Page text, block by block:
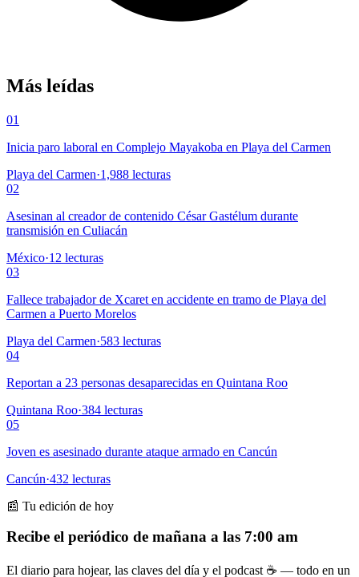
Más leídas
01
Inicia paro laboral en Complejo Mayakoba en Playa del Carmen
Playa del Carmen·1,988 lecturas
02
Asesinan al creador de contenido César Gastélum durante
transmisión en Culiacán
México·12 lecturas
03
Fallece trabajador de Xcaret en accidente en tramo de Playa del
Carmen a Puerto Morelos
Playa del Carmen·583 lecturas
04
Reportan a 23 personas desaparecidas en Quintana Roo
Quintana Roo·384 lecturas
05
Joven es asesinado durante ataque armado en Cancún
Cancún·432 lecturas
📰 Tu edición de hoy
Recibe el periódico de mañana a las 7:00 am
El diario para hojear, las claves del día y el podcast ☕ — todo en un